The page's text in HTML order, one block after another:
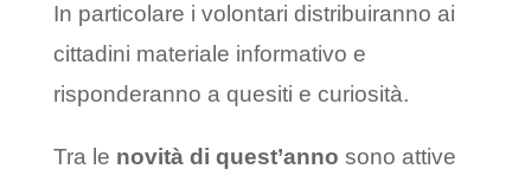
In particolare i volontari distribuiranno ai
cittadini materiale informativo e
risponderanno a quesiti e curiosità.
Tra le novità di quest’anno sono attive